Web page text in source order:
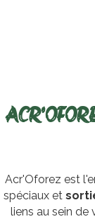
Acr'Oforez est
spéciaux et
liens au sein de